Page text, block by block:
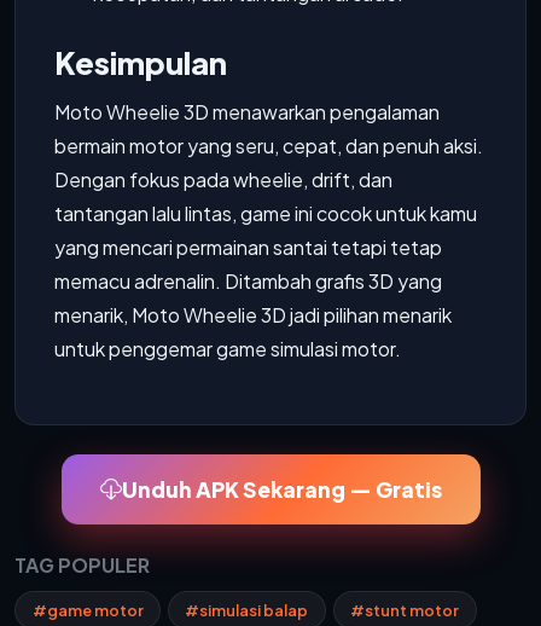
Kesimpulan
Moto Wheelie 3D menawarkan pengalaman
bermain motor yang seru, cepat, dan penuh aksi.
Dengan fokus pada wheelie, drift, dan
tantangan lalu lintas, game ini cocok untuk kamu
yang mencari permainan santai tetapi tetap
memacu adrenalin. Ditambah grafis 3D yang
menarik, Moto Wheelie 3D jadi pilihan menarik
untuk penggemar game simulasi motor.
Unduh APK Sekarang — Gratis
TAG POPULER
#game motor #simulasi balap #stunt motor